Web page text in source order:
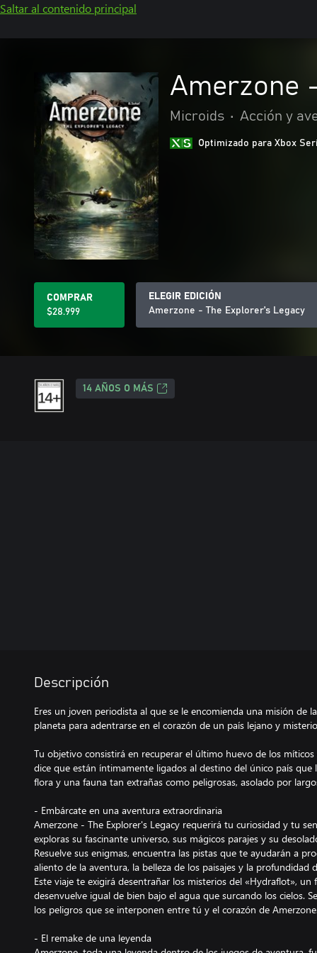
Saltar al contenido principal
Amerzone
Microids • Acción y
Optimizado para Xbox
COMPRAR
$28.999
ELEGIR EDICIÓN
Amerzone - The Explorer's Legacy
14 AÑOS O MÁS
Descripción
Eres un joven periodista al que se le encomienda una misión de
planeta para adentrarse en el corazón de un país lejano y
Tu objetivo consistirá en recuperar el último huevo de los míticos
dice que están íntimamente ligados al destino del único país
flora y una fauna tan extrañas como peligrosas, asolado por
- Embárcate en una aventura extraordinaria
Amerzone - The Explorer's Legacy requerirá tu curiosidad y tu
exploras su fascinante universo, sus mágicos parajes y su
Resuelve sus enigmas, encuentra las pistas que te ayudarán a
aliento de la aventura, la belleza de los paisajes y la profundidad
Este viaje te exigirá desentrañar los misterios del «Hydraflot»,
desenvuelve igual de bien bajo el agua que surcando los cielos.
los peligros que se interponen entre tú y el corazón de
- El remake de una leyenda